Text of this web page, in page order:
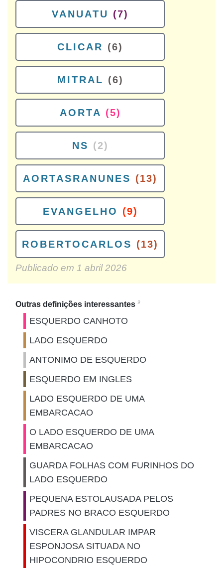
VANUATU (7)
CLICAR (6)
MITRAL (6)
AORTA (5)
NS (2)
AORTASRANUNES (13)
EVANGELHO (9)
ROBERTOCARLOS (13)
Publicado em 1 abril 2026
Outras definições interessantes 9
ESQUERDO CANHOTO
LADO ESQUERDO
ANTONIMO DE ESQUERDO
ESQUERDO EM INGLES
LADO ESQUERDO DE UMA
EMBARCACAO
O LADO ESQUERDO DE UMA
EMBARCACAO
GUARDA FOLHAS COM FURINHOS DO
LADO ESQUERDO
PEQUENA ESTOLAUSADA PELOS
PADRES NO BRACO ESQUERDO
VISCERA GLANDULAR IMPAR
ESPONJOSA SITUADA NO
HIPOCONDRIO ESQUERDO